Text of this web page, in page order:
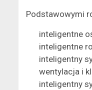
Podstawowymi
inteligentne
inteligentne
inteligentny
wentylacja i
inteligentny